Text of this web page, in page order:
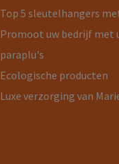
Top 5 sleutelhangers
Promoot uw bedrijf met
paraplu's
Ecologische producten
Luxe verzorging van